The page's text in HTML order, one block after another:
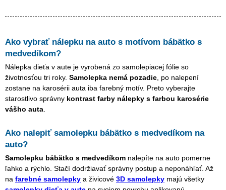
Ako vybrať nálepku na auto s motívom bábätko s
medvedíkom?
Nálepka dieťa v aute je vyrobená zo samolepiacej fólie so
životnosťou tri roky. Samolepka nemá pozadie, po nalepení
zostane na karosérii auta iba farebný motív. Preto vyberajte
starostlivo správny kontrast farby nálepky s farbou karosérie
vášho auta.
Ako nalepiť samolepku bábätko s medvedíkom na
auto?
Samolepku bábätko s medvedíkom nalepíte na auto pomerne
ľahko a rýchlo. Stačí dodržiavať správny postup a neponáhľať. Až
na farebné samolepky a živicové 3D samolepky majú všetky